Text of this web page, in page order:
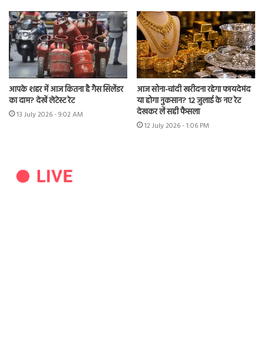
आपके शहर में आज कितना है गैस सिलेंडर
का दाम? देखें लेटेस्ट रेट
13 July 2026 - 9:02 AM
आज सोना-चांदी खरीदना रहेगा फायदेमंद
या होगा नुकसान? 12 जुलाई के नए रेट
देखकर लें सही फैसला
12 July 2026 - 1:06 PM